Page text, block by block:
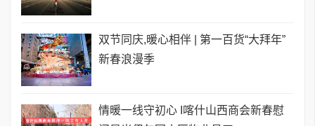
双节同庆,暖心相伴 | 第一百货“大拜年”
新春浪漫季
情暖一线守初心 I喀什山西商会新春慰